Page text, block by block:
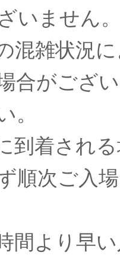
いません
混雑状況
合がござ
。
到着され
順次ご入
間より早